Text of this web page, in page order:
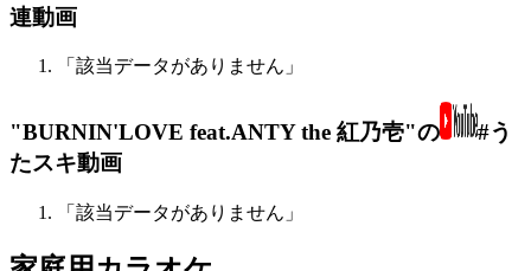
連動画
「該当データがありません」
"BURNIN'LOVE feat.ANTY the 紅乃壱"の
#う
たスキ動画
「該当データがありません」